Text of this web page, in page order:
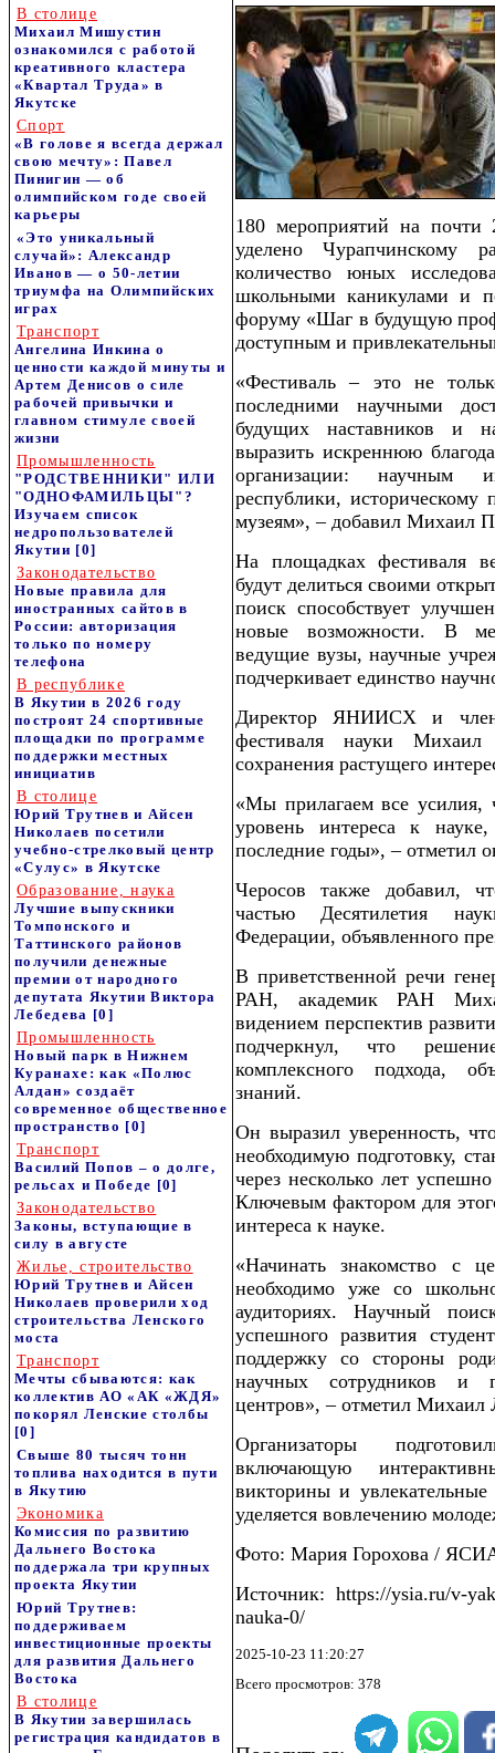
В столице
Михаил Мишустин
ознакомился с работой
креативного кластера
«Квартал Труда» в
Якутске
Спорт
«В голове я всегда держал
свою мечту»: Павел
Пинигин — об
олимпийском годе своей
карьеры
«Это уникальный
случай»: Александр
Иванов — о 50-летии
триумфа на Олимпийских
играх
Транспорт
Ангелина Инкина о
ценности каждой минуты и
Артем Денисов о силе
рабочей привычки и
главном стимуле своей
жизни
Промышленность
"РОДСТВЕННИКИ" ИЛИ
"ОДНОФАМИЛЬЦЫ"?
Изучаем список
недропользователей
Якутии [0]
Законодательство
Новые правила для
иностранных сайтов в
России: авторизация
только по номеру
телефона
В республике
В Якутии в 2026 году
построят 24 спортивные
площадки по программе
поддержки местных
инициатив
В столице
Юрий Трутнев и Айсен
Николаев посетили
учебно-стрелковый центр
«Сулус» в Якутске
Образование, наука
Лучшие выпускники
Томпонского и
Таттинского районов
получили денежные
премии от народного
депутата Якутии Виктора
Лебедева [0]
Промышленность
Новый парк в Нижнем
Куранахе: как «Полюс
Алдан» создаёт
современное общественное
пространство [0]
Транспорт
Василий Попов – о долге,
рельсах и Победе [0]
Законодательство
Законы, вступающие в
силу в августе
Жилье, строительство
Юрий Трутнев и Айсен
Николаев проверили ход
строительства Ленского
моста
Транспорт
Мечты сбываются: как
коллектив АО «АК «ЖДЯ»
покорял Ленские столбы
[0]
Свыше 80 тысяч тонн
топлива находится в пути
в Якутию
Экономика
Комиссия по развитию
Дальнего Востока
поддержала три крупных
проекта Якутии
Юрий Трутнев:
поддерживаем
инвестиционные проекты
для развития Дальнего
Востока
В столице
В Якутии завершилась
регистрация кандидатов в
180 мероприятий на
уделено Чурапчинскому
количество юных
школьными каникулами и
форуму «Шаг в будущую
доступным и
«Фестиваль – это не
последними научными
будущих наставников и
выразить искреннюю
организации: научным
республики,
музеям», – добавил Михаил
На площадках фестиваля
будут делиться своими
поиск способствует
новые возможности. В
ведущие вузы, научные
подчеркивает единство
Директор ЯНИИСХ и член
фестиваля науки Михаил
сохранения растущего
«Мы прилагаем все усилия,
уровень интереса к
последние годы», – отметил
Черосов также добавил,
частью Десятилетия
Федерации, объявленного
В приветственной речи
РАН, академик РАН
видением перспектив
подчеркнул, что
комплексного подхода,
знаний.
Он выразил уверенность,
необходимую подготовку,
через несколько лет
Ключевым фактором для
интереса к науке.
«Начинать знакомство с
необходимо уже со
аудиториях. Научный
успешного развития
поддержку со стороны
научных сотрудников и
центров», – отметил Михаил
Организаторы
включающую
викторины и
уделяется вовлечению
Фото: Мария Горохова /
Источник: https://ysia.ru/v-
nauka-0/
2025-10-23 11:20:27
Всего просмотров: 378